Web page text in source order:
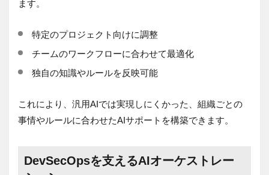
ます。
特定のプロジェクト向けに調整
チームのワークフローに合わせて最適化
独自の知識やルールを反映可能
これにより、汎用AIでは実現しにくかった、組織ごとの
事情やルールに合わせたAIサポートを構築できます。
DevSecOpsを支えるAIオーケストレー